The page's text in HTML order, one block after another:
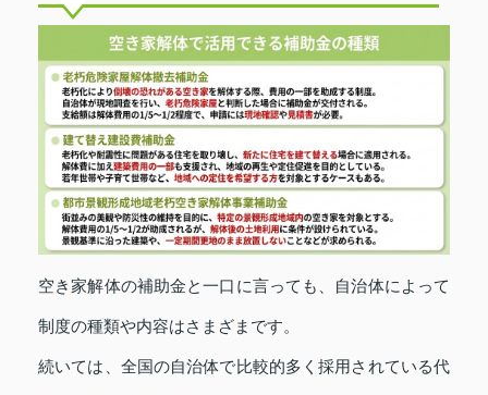
空き家解体の補助金と一口に言っても、自治体によって
制度の種類や内容はさまざまです。
続いては、全国の自治体で比較的多く採用されている代